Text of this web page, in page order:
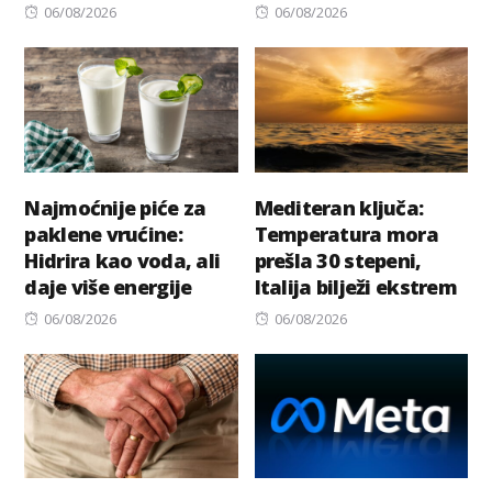
Posted
06/08/2026
Posted
06/08/2026
Najmoćnije piće za
paklene vrućine:
Hidrira kao voda, ali
daje više energije
Posted
06/08/2026
Mediteran ključa:
Temperatura mora
prešla 30 stepeni,
Italija bilježi ekstrem
Posted
06/08/2026